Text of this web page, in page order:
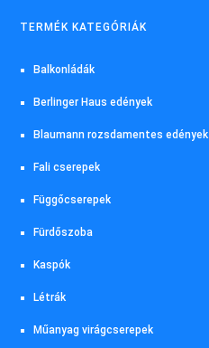
TERMÉK KATEGÓRIÁK
Balkonládák
Berlinger Haus edények
Blaumann rozsdamentes edények
Fali cserepek
Függőcserepek
Fürdőszoba
Kaspók
Létrák
Műanyag virágcserepek